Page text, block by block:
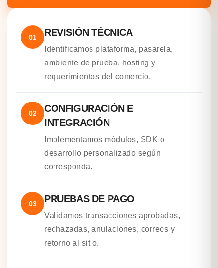
01 REVISIÓN TÉCNICA
Identificamos plataforma, pasarela,
ambiente de prueba, hosting y
requerimientos del comercio.
02
CONFIGURACIÓN E
INTEGRACIÓN
Implementamos módulos, SDK o
desarrollo personalizado según
corresponda.
03 PRUEBAS DE PAGO
Validamos transacciones aprobadas,
rechazadas, anulaciones, correos y
retorno al sitio.